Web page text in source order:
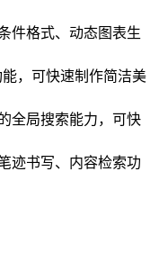
件格式、动态图表生
，可快速制作简洁美
全局搜索能力，可快
迹书写、内容检索功